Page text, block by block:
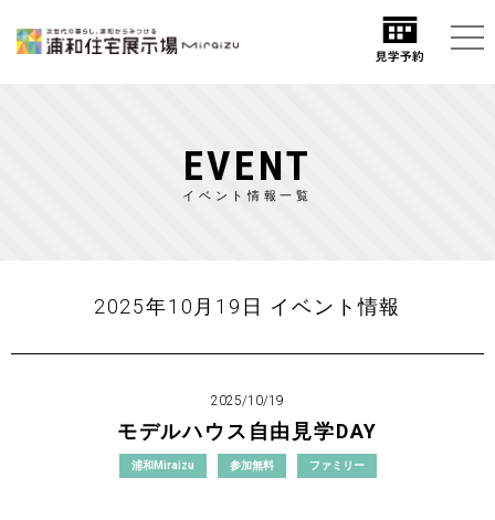
EVENT
イベント情報一覧
2025年10月19日 イベント情報
2025/10/19
モデルハウス自由見学DAY
浦和Miraizu 参加無料 ファミリー